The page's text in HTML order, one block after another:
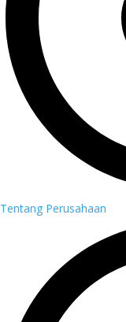
Tentang Perusahaan